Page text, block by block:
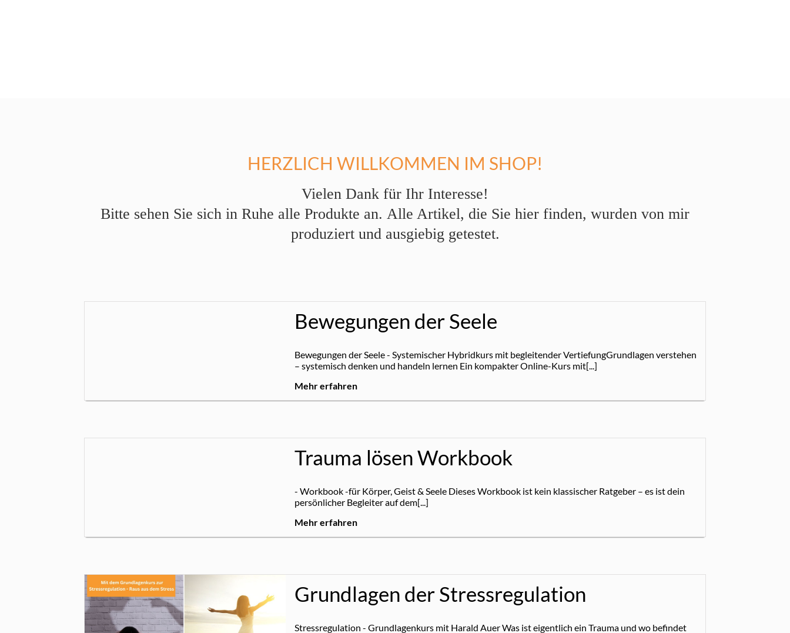
HERZLICH WILLKOMMEN IM SHOP!
Vielen Dank für Ihr Interesse!
Bitte sehen Sie sich in Ruhe alle Produkte an. Alle Artikel, die Sie hier finden, wurden von mir
produziert und ausgiebig getestet.
Bewegungen der Seele
Bewegungen der Seele - Systemischer Hybridkurs mit begleitender VertiefungGrundlagen verstehen
– systemisch denken und handeln lernen Ein kompakter Online-Kurs mit[...]
Mehr erfahren
Trauma lösen Workbook
- Workbook -für Körper, Geist & Seele Dieses Workbook ist kein klassischer Ratgeber – es ist dein
persönlicher Begleiter auf dem[...]
Mehr erfahren
Grundlagen der Stressregulation
Stressregulation - Grundlagenkurs mit Harald Auer Was ist eigentlich ein Trauma und wo befindet